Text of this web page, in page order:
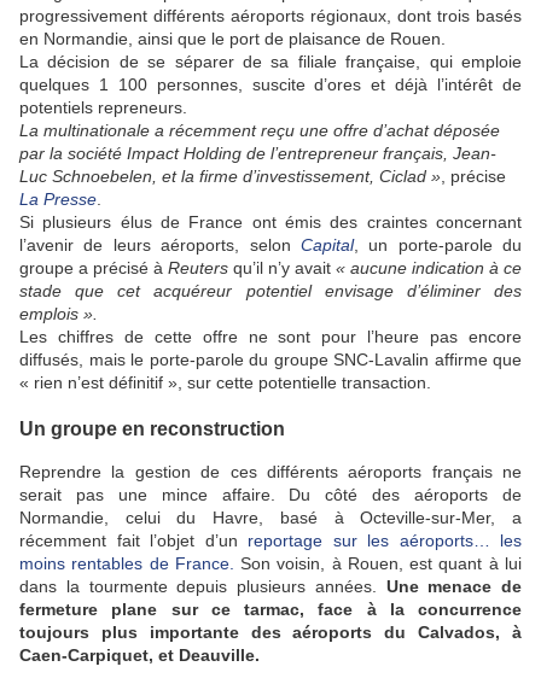
progressivement différents aéroports régionaux, dont trois basés
en Normandie, ainsi que le port de plaisance de Rouen.
La décision de se séparer de sa filiale française, qui emploie
quelques 1 100 personnes, suscite d’ores et déjà l’intérêt de
potentiels repreneurs.
La multinationale a récemment reçu une offre d’achat déposée
par la société Impact Holding de l’entrepreneur français, Jean-
Luc Schnoebelen, et la firme d’investissement, Ciclad », précise
La Presse.
Si plusieurs élus de France ont émis des craintes concernant
l’avenir de leurs aéroports, selon Capital, un porte-parole du
groupe a précisé à Reuters qu’il n’y avait « aucune indication à ce
stade que cet acquéreur potentiel envisage d’éliminer des
emplois ».
Les chiffres de cette offre ne sont pour l’heure pas encore
diffusés, mais le porte-parole du groupe SNC-Lavalin affirme que
« rien n’est définitif », sur cette potentielle transaction.
Un groupe en reconstruction
Reprendre la gestion de ces différents aéroports français ne
serait pas une mince affaire. Du côté des aéroports de
Normandie, celui du Havre, basé à Octeville-sur-Mer, a
récemment fait l’objet d’un reportage sur les aéroports… les
moins rentables de France. Son voisin, à Rouen, est quant à lui
dans la tourmente depuis plusieurs années. Une menace de
fermeture plane sur ce tarmac, face à la concurrence
toujours plus importante des aéroports du Calvados, à
Caen-Carpiquet, et Deauville.